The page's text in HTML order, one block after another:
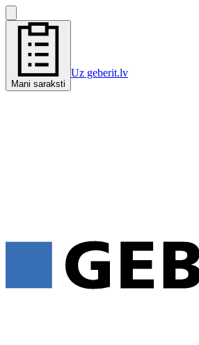
Mani saraksti
Uz geberit.lv